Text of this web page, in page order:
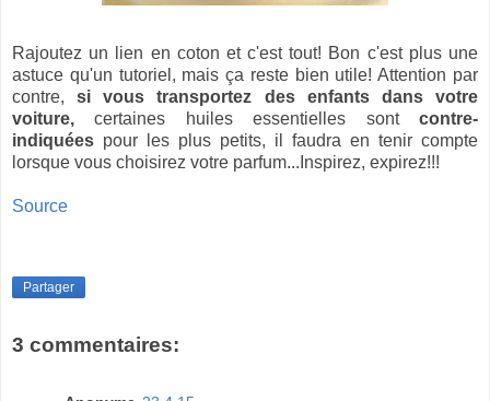
Rajoutez un lien en coton et c'est tout! Bon c'est plus une
astuce qu'un tutoriel, mais ça reste bien utile! Attention par
contre,si vous transportez des enfants dans votre
voiture, certaines huiles essentielles sont contre-
indiquées pour les plus petits, il faudra en tenir compte
lorsque vous choisirez votre parfum...Inspirez, expirez!!!
Source
Partager
3 commentaires: